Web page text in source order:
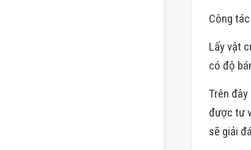
Công
Lấy vật
có độ
Trên
được tư
sẽ giải